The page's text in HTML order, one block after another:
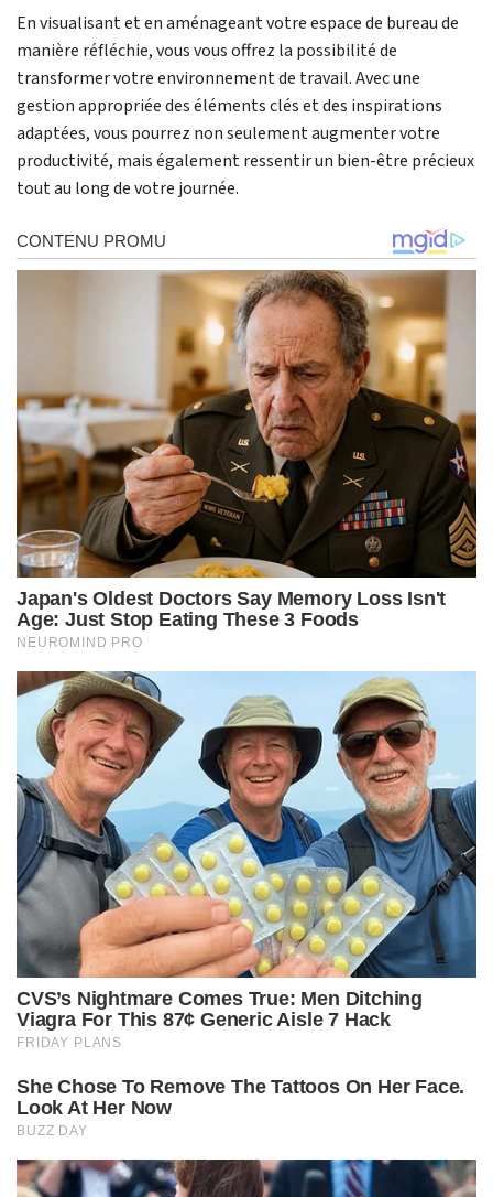
En visualisant et en aménageant votre espace de bureau de
manière réfléchie, vous vous offrez la possibilité de
transformer votre environnement de travail. Avec une
gestion appropriée des éléments clés et des inspirations
adaptées, vous pourrez non seulement augmenter votre
productivité, mais également ressentir un bien-être précieux
tout au long de votre journée.